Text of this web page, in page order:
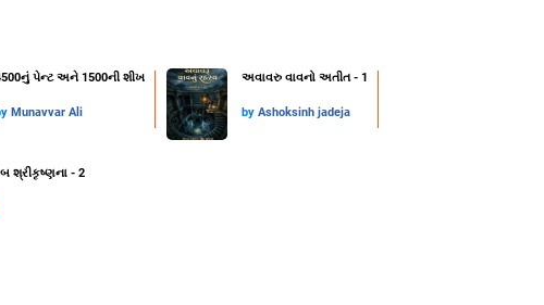
પેન્ટ અને 1500ની શીખ
Munavvar Ali
અવાવરુ વાવનો અતીત - 1
by Ashoksinh jadeja
શ્રીકૃષ્ણના - 2